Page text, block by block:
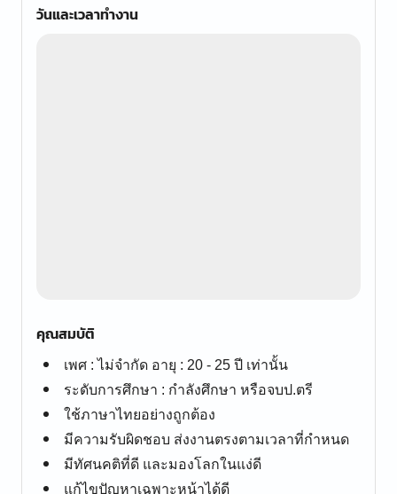
วันและเวลาทำงาน
คุณสมบัติ
เพศ : ไม่จำกัด อายุ : 20 - 25 ปี เท่านั้น
ระดับการศึกษา : กำลังศึกษา หรือจบป.ตรี
ใช้ภาษาไทยอย่างถูกต้อง
มีความรับผิดชอบ ส่งงานตรงตามเวลาที่กำหนด
มีทัศนคติที่ดี และมองโลกในแง่ดี
แก้ไขปัญหาเฉพาะหน้าได้ดี